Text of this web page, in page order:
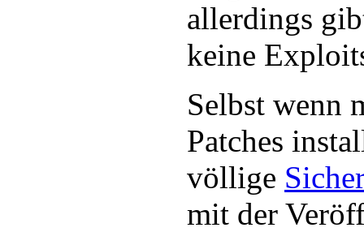
allerdings
keine
Selbst wenn
Patches
völlige
mit der